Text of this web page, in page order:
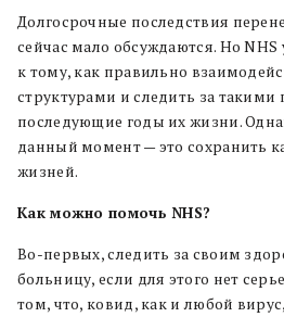
Долгосрочные последствия
сейчас мало обсуждаются. Но NHS
к тому, как правильно
структурами и следить за такими
последующие годы их жизни.
данный момент — это сохранить
жизней.
Как можно помочь NHS?
Во-первых, следить за своим
больницу, если для этого нет
том, что, ковид, как и любой